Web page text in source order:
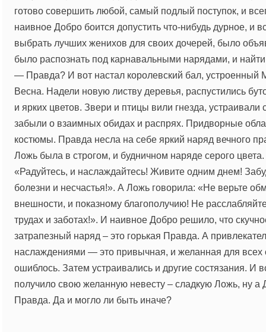
готово совершить любой, самый подлый поступок, и
наивное Добро боится допустить что-нибудь дурное, и
выбрать лучших женихов для своих дочерей, было
было распознать под карнавальными нарядами, и
— Правда? И вот настал королевский бал,
Весна. Надели новую листву деревья, распустились
и ярких цветов. Звери и птицы вили гнезда,
забыли о взаимных обидах и распрях. Придворные
костюмы. Правда несла на себе яркий наряд вечного
Ложь была в строгом, и будничном наряде серого
«Радуйтесь, и наслаждайтесь! Живите одним днем!
болезни и несчастья!». А Ложь говорила: «Не верьте
внешности, и показному благополучию! Не
трудах и заботах!». И наивное Добро решило, что
затрапезный наряд – это горькая Правда. А
наслаждениями — это привычная, и желанная для всех
ошиблось. Затем устраивались и другие состязания. И
получило свою желанную невесту – сладкую Ложь, ну а
Правда. Да и могло ли быть иначе?